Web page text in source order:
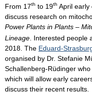
From 17th to 19th April early
discuss research on
Power Plants in Plants –
Lineage . Interested
2018. The Eduard-
organised by Dr. Stefanie
Schallenberg-Rüdinger
which will allow early
discuss their recent results.